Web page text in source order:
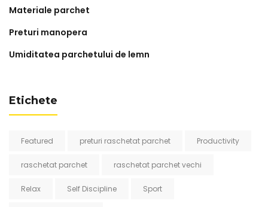
Materiale parchet
Preturi manopera
Umiditatea parchetului de lemn
Etichete
Featured preturi raschetat parchet Productivity
raschetat parchet raschetat parchet vechi
Relax Self Discipline Sport